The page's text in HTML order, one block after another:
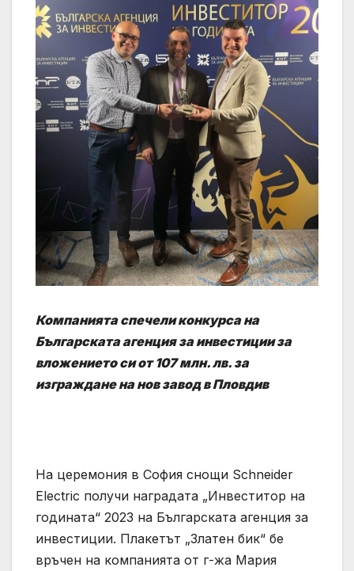
Компанията спечели конкурса на
Българската агенция за инвестиции за
вложението си от 107 млн. лв. за
изграждане на нов завод в Пловдив
На церемония в София снощи Schneider
Electric получи наградата „Инвеститор на
годината“ 2023 на Българската агенция за
инвестиции. Плакетът „Златен бик“ бе
връчен на компанията от г-жа Мария